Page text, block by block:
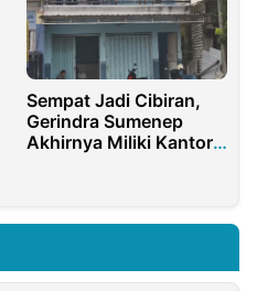
Sempat Jadi Cibiran,
Gerindra Sumenep
Akhirnya Miliki Kantor